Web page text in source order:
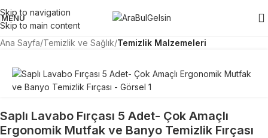
Skip to navigation
Skip to main content
MENU
Ana Sayfa Temizlik ve Sağlık Temizlik Malzemeleri
Saplı Lavabo Fırçası 5 Adet- Çok Amaçlı
Ergonomik Mutfak ve Banyo Temizlik Fırçası